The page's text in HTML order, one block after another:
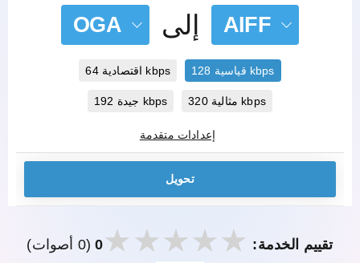
OGA إلى AIFF
اقتصادية 64 kbps قياسية 128 kbps
جيدة 192 kbps مثالية 320 kbps
إعدادات متقدمة
تحويل
تقييم الخدمة: 0(0 أصوات)